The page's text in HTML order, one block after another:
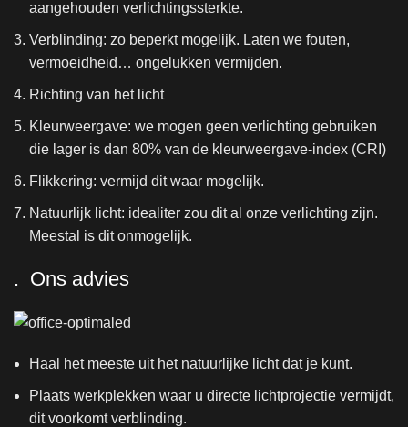
aangehouden verlichtingssterkte.
Verblinding: zo beperkt mogelijk. Laten we fouten,
vermoeidheid… ongelukken vermijden.
Richting van het licht
Kleurweergave: we mogen geen verlichting gebruiken
die lager is dan 80% van de kleurweergave-index (CRI)
Flikkering: vermijd dit waar mogelijk.
Natuurlijk licht: idealiter zou dit al onze verlichting zijn.
Meestal is dit onmogelijk.
. Ons advies
Haal het meeste uit het natuurlijke licht dat je kunt.
Plaats werkplekken waar u directe lichtprojectie vermijdt,
dit voorkomt verblinding.